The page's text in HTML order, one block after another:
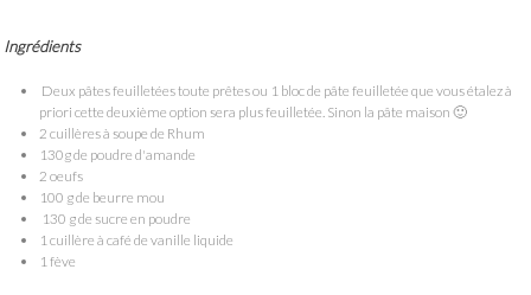
Ingrédients
Deux pâtes feuilletées toute prêtes ou 1 bloc de pâte feuilletée que vous étalez à
priori cette deuxième option sera plus feuilletée. Sinon la pâte maison 🙂
2 cuillères à soupe de Rhum
130g de poudre d'amande
2 oeufs
100 g de beurre mou
130 g de sucre en poudre
1 cuillère à café de vanille liquide
1 fève